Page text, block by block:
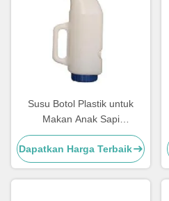
Susu Botol Plastik untuk
Makan Anak Sapi
Penggunaan sapi dengan
Puting Karet
Dapatkan Harga Terbaik